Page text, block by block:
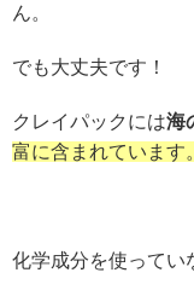
ん。
でも大丈夫です！
クレイパックには海
富に含まれています。
化学成分を使ってい